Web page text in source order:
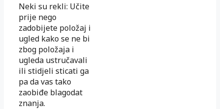
Neki su rekli: Učite
prije nego
zadobijete položaj i
ugled kako se ne bi
zbog položaja i
ugleda ustručavali
ili stidjeli sticati ga
pa da vas tako
zaobiđe blagodat
znanja.